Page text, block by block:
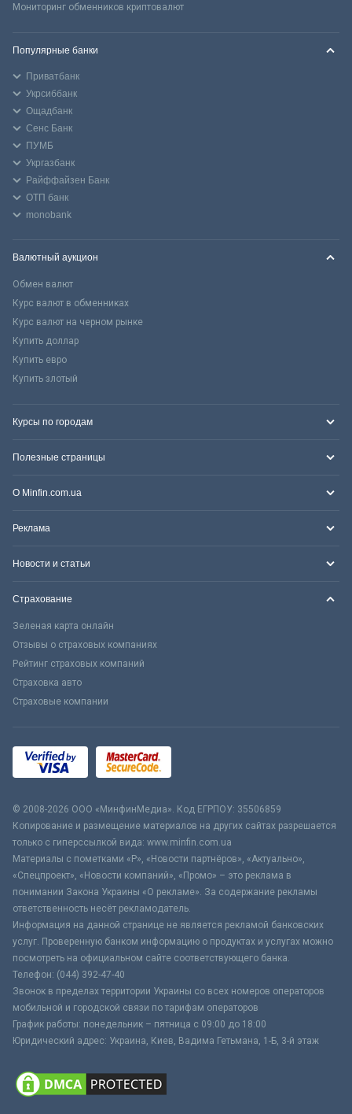
Мониторинг обменников криптовалют
Популярные банки
Приватбанк
Укрсиббанк
Ощадбанк
Сенс Банк
ПУМБ
Укргазбанк
Райффайзен Банк
ОТП банк
monobank
Валютный аукцион
Обмен валют
Курс валют в обменниках
Курс валют на черном рынке
Купить доллар
Купить евро
Купить злотый
Курсы по городам
Полезные страницы
О Minfin.com.ua
Реклама
Новости и статьи
Страхование
Зеленая карта онлайн
Отзывы о страховых компаниях
Рейтинг страховых компаний
Страховка авто
Страховые компании
© 2008-2026 ООО «МинфинМедиа». Код ЕГРПОУ: 35506859
Копирование и размещение материалов на других сайтах разрешается
только с гиперссылкой вида: www.minfin.com.ua
Материалы с пометками «Р», «Новости партнёров», «Актуально»,
«Спецпроект», «Новости компаний», «Промо» – это реклама в
понимании Закона Украины «О рекламе». За содержание рекламы
ответственность несёт рекламодатель.
Информация на данной странице не является рекламой банковских
услуг. Проверенную банком информацию о продуктах и услугах можно
посмотреть на официальном сайте соответствующего банка.
Телефон: (044) 392-47-40
Звонок в пределах территории Украины со всех номеров операторов
мобильной и городской связи по тарифам операторов
График работы: понедельник – пятница с 09:00 до 18:00
Юридический адрес: Украина, Киев, Вадима Гетьмана, 1-Б, 3-й этаж